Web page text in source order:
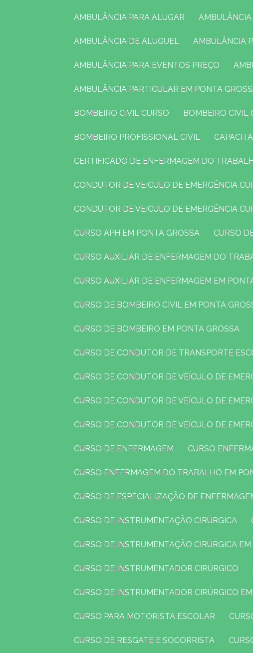
AMBULÂNCIA PARA ALUGAR
AMBULÂNCIA DE ALUGUEL AMBULÂNCIA
AMBULÂNCIA PARA EVENTOS PREÇO
AMBULÂNCIA PARTICULAR EM PONTA
BOMBEIRO CIVIL CURSO BOMBEIRO
BOMBEIRO PROFISSIONAL CIVIL
CERTIFICADO DE ENFERMAGEM DO
CONDUTOR DE VEICULO DE EMERGÊNCIA
CONDUTOR DE VEICULO DE EMERGÊNCIA
CURSO APH EM PONTA GROSSA CURSO
CURSO AUXILIAR DE ENFERMAGEM DO
CURSO AUXILIAR DE ENFERMAGEM EM
CURSO DE BOMBEIRO CIVIL EM PONTA
CURSO DE BOMBEIRO EM PONTA GROSSA
CURSO DE CONDUTOR DE TRANSPORTE
CURSO DE CONDUTOR DE VEÍCULO DE
CURSO DE CONDUTOR DE VEÍCULO DE
CURSO DE CONDUTOR DE VEÍCULO DE
CURSO DE ENFERMAGEM CURSO
CURSO ENFERMAGEM DO TRABALHO EM
CURSO DE ESPECIALIZAÇÃO DE
CURSO DE INSTRUMENTAÇÃO CIRÚRGICA
CURSO DE INSTRUMENTAÇÃO CIRÚRGICA
CURSO DE INSTRUMENTADOR CIRÚRGICO
CURSO DE INSTRUMENTADOR CIRÚRGICO
CURSO PARA MOTORISTA ESCOLAR
CURSO DE RESGATE E SOCORRISTA